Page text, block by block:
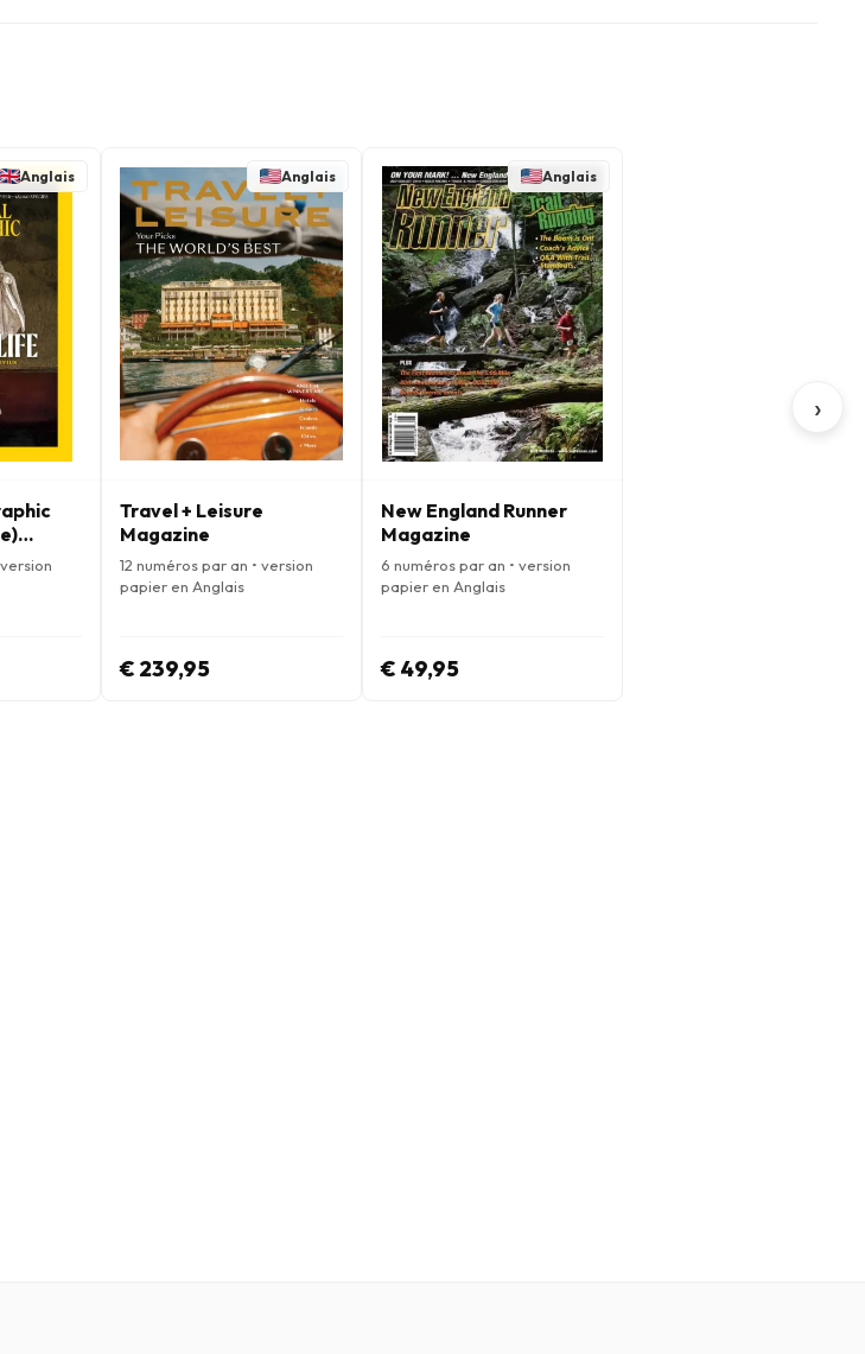
Anglais Anglais
Travel + Leisure
Magazine
12 numéros par an • version
papier en Anglais
€ 239,95
Anglais
New England Runner
Magazine
6 numéros par an • version
papier en Anglais
€ 49,95
›